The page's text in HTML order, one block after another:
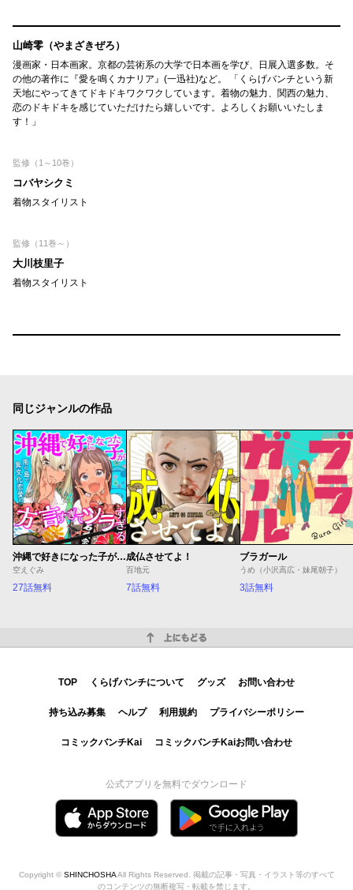
山崎零（やまざきぜろ）
漫画家・日本画家。京都の芸術系の大学で日本画を学び、日展入選多数。そ
の他の著作に『愛を鳴くカナリア』(一迅社)など。 「くらげバンチという新
天地にやってきてドキドキワクワクしています。着物の魅力、関西の魅力、
恋のドキドキを感じていただけたら嬉しいです。よろしくお願いいたしま
す！」
監修（1～10巻）
コバヤシクミ
着物スタイリスト
監修（11巻～）
大川枝里子
着物スタイリスト
同じジャンルの作品
沖縄で好きになった子が方言すぎてツラすぎる
空えぐみ
27話無料
成仏させてよ！
百地元
7話無料
ブラガール
うめ（小沢高広・妹尾朝子）
3話無料
TOP くらげバンチについて グッズ お問い合わせ
持ち込み募集 ヘルプ 利用規約 プライバシーポリシー
コミックバンチKai コミックバンチKaiお問い合わせ
公式アプリを無料でダウンロード
Copyright © SHINCHOSHAAll Rights Reserved. 掲載の記事・写真・イラスト等のすべて
のコンテンツの無断複写・転載を禁じます。